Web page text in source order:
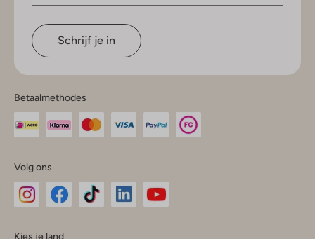
Schrijf je in
Betaalmethodes
Volg ons
Kies je land